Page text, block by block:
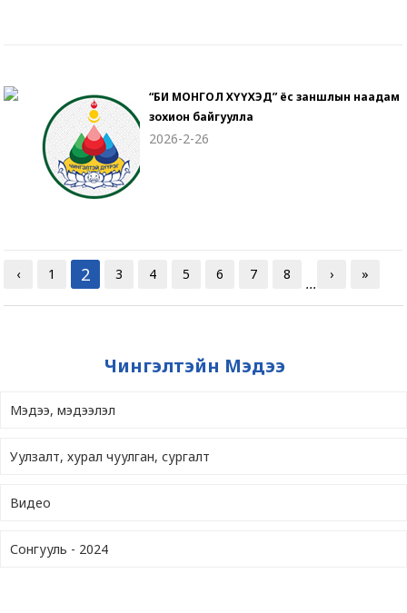
“БИ МОНГОЛ ХҮҮХЭД” ёс заншлын наадам
зохион байгуулла
2026-2-26
‹ 1 2 3 4 5 6 7 8
...
› »
Чингэлтэйн Мэдээ
Мэдээ, мэдээлэл
Уулзалт, хурал чуулган, сургалт
Видео
Сонгууль - 2024